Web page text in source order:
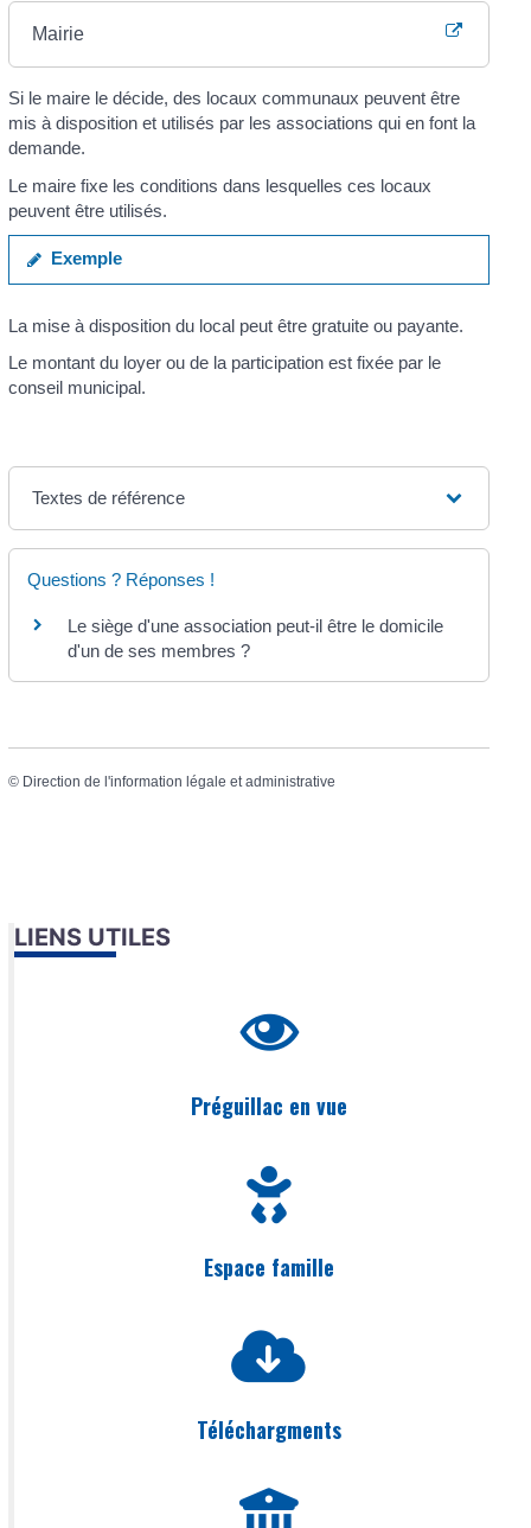
Mairie
Si le maire le décide, des locaux communaux peuvent être
mis à disposition et utilisés par les associations qui en font la
demande.
Le maire fixe les conditions dans lesquelles ces locaux
peuvent être utilisés.
Exemple
La mise à disposition du local peut être gratuite ou payante.
Le montant du loyer ou de la participation est fixée par le
conseil municipal.
Textes de référence
Questions ? Réponses !
Le siège d'une association peut-il être le domicile
d'un de ses membres ?
© Direction de l'information légale et administrative
LIENS UTILES
Préguillac en vue
Espace famille
Téléchargments